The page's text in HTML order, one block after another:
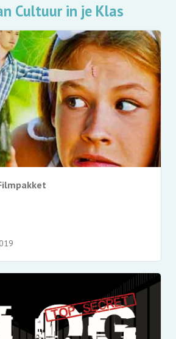
Cultuur in je Klas